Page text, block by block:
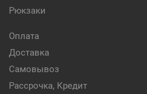
Рюкзаки
Оплата
Доставка
Самовывоз
Рассрочка, Кредит